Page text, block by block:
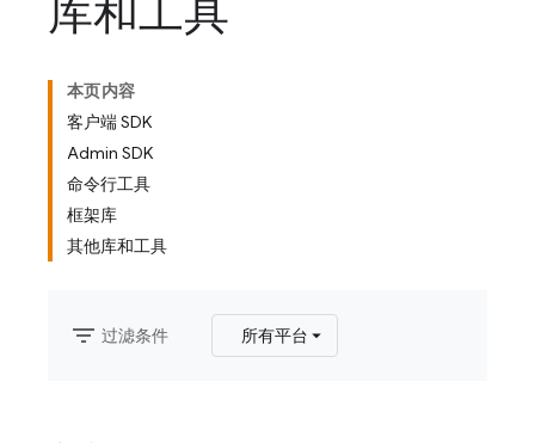
库和工具
本页内容
客户端 SDK
Admin SDK
命令行工具
框架库
其他库和工具
filter_list 过滤条件 所有平台